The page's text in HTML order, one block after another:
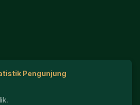
Pengunjung